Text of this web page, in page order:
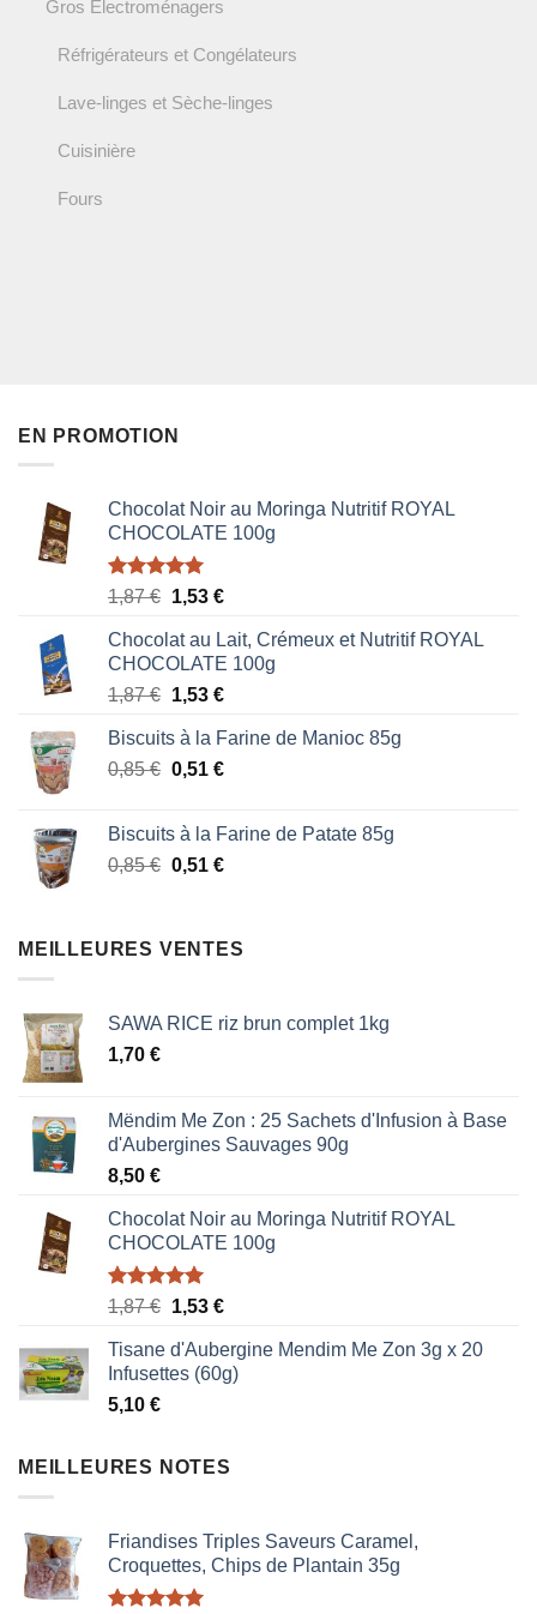
Gros Electroménagers
Réfrigérateurs et Congélateurs
Lave-linges et Sèche-linges
Cuisinière
Fours
EN PROMOTION
Chocolat Noir au Moringa Nutritif ROYAL
CHOCOLATE 100g
Note5.00
1,87€ Le
initial
était :
1,87 €.
1,53 €Le
actuel
est :
1,53 €.
Chocolat au Lait, Crémeux et Nutritif ROYAL
CHOCOLATE 100g
1,87€ Le
initial
était :
1,53 €Le
actuel
est :
Biscuits à la Farine de Manioc 85g
0,85€ Le
était :
0,85 €.
0,51 €Le
est :
0,51 €.
Biscuits à la Farine de Patate 85g
0,85€ Le
était :
0,51 €Le
est :
MEILLEURES VENTES
SAWA RICE riz brun complet 1kg
1,70 €
Mëndim Me Zon : 25 Sachets d'Infusion à Base
d'Aubergines Sauvages 90g
8,50 €
Chocolat Noir au Moringa Nutritif ROYAL
CHOCOLATE 100g
Note5.00
1,87€ Le
initial
était :
1,53 €Le
actuel
est :
Tisane d'Aubergine Mendim Me Zon 3g x 20
Infusettes (60g)
5,10 €
MEILLEURES NOTES
Friandises Triples Saveurs Caramel,
Croquettes, Chips de Plantain 35g